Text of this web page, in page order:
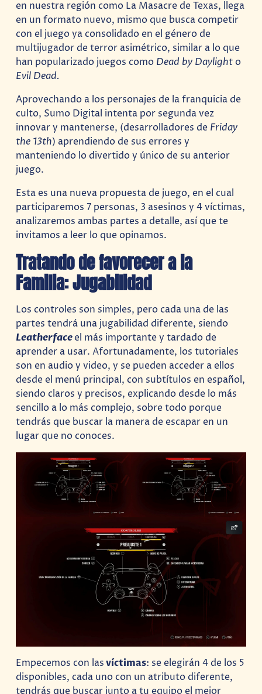
en nuestra región como La Masacre de Texas, llega
en un formato nuevo, mismo que busca competir
con el juego ya consolidado en el género de
multijugador de terror asimétrico, similar a lo que
han popularizado juegos como Dead by Daylighto
Evil Dead.
Aprovechando a los personajes de la franquicia de
culto, Sumo Digital intenta por segunda vez
innovar y mantenerse, (desarrolladores de Friday
the 13th) aprendiendo de sus errores y
manteniendo lo divertido y único de su anterior
juego.
Esta es una nueva propuesta de juego, en el cual
participaremos 7 personas, 3 asesinos y 4 víctimas,
analizaremos ambas partes a detalle, así que te
invitamos a leer lo que opinamos.
Tratando de favorecer a la
Familia: Jugabilidad
Los controles son simples, pero cada una de las
partes tendrá una jugabilidad diferente, siendo
Leatherfaceel más importante y tardado de
aprender a usar. Afortunadamente, los tutoriales
son en audio y video, y se pueden acceder a ellos
desde el menú principal, con subtítulos en español,
siendo claros y precisos, explicando desde lo más
sencillo a lo más complejo, sobre todo porque
tendrás que buscar la manera de escapar en un
lugar que no conoces.
Empecemos con lasvíctimas: se elegirán 4 de los 5
disponibles, cada uno con un atributo diferente,
tendrás que buscar junto a tu equipo el mejor